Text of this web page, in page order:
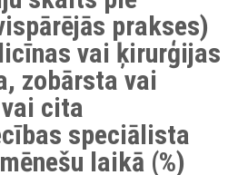
prakses)
vai ķirurģijas
zobārsta vai
cita
speciālista
laikā (%)